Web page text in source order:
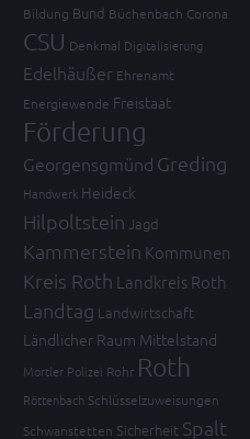
Bildung Bund Büchenbach Corona
CSU Denkmal Digitalisierung
Edelhäußer Ehrenamt
Energiewende Freistaat
Förderung
Georgensgmünd Greding
Handwerk Heideck
Hilpoltstein Jagd
Kammerstein Kommunen
Kreis Roth Landkreis Roth
Landtag Landwirtschaft
Ländlicher Raum Mittelstand
Mortler Polizei Rohr Roth
Röttenbach Schlüsselzuweisungen
Schwanstetten Sicherheit Spalt